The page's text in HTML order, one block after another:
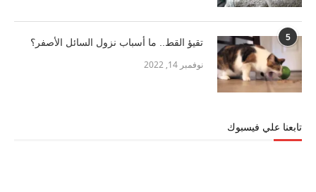
5 تقيؤ القط.. ما أسباب نزول السائل الأصفر؟
نوفمبر 14, 2022
تابعنا علي فيسبوك